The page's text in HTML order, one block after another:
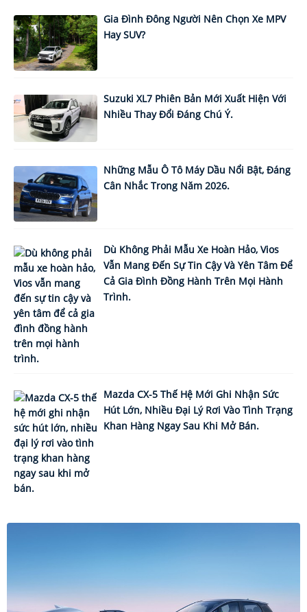
Gia Đình Đông Người Nên Chọn Xe MPV
Hay SUV?
Suzuki XL7 Phiên Bản Mới Xuất Hiện Với
Nhiều Thay Đổi Đáng Chú Ý.
Những Mẫu Ô Tô Máy Dầu Nổi Bật, Đáng
Cân Nhắc Trong Năm 2026.
Dù Không Phải Mẫu Xe Hoàn Hảo, Vios
Vẫn Mang Đến Sự Tin Cậy Và Yên Tâm Để
Cả Gia Đình Đồng Hành Trên Mọi Hành
Trình.
Mazda CX-5 Thế Hệ Mới Ghi Nhận Sức
Hút Lớn, Nhiều Đại Lý Rơi Vào Tình Trạng
Khan Hàng Ngay Sau Khi Mở Bán.